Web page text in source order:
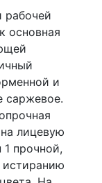
рабочей
основная
и
саржевое.
лицевую
1 прочной,
истиранию